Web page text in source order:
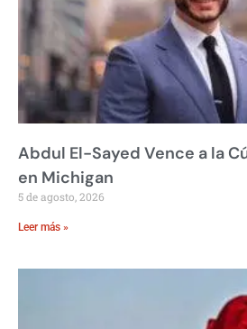
Abdul El-Sayed Vence a la
en Michigan
5 de agosto, 2026
Leer más »